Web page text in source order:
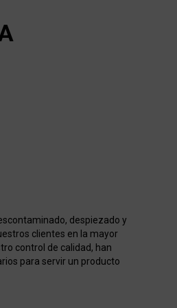
despiezado y
clientes en la mayor
control de calidad, han
para servir un producto